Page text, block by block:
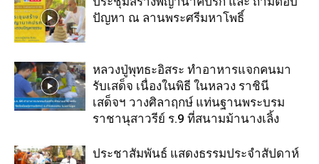
ปัญหา ณ ลานพระศรีมหาโพธิ์
หลวงปู่พุทธะอิสระ ทำอาหารแจกคนมา
รับเสด็จ เนื่องในพิธี ในหลวง ราชินี
เสด็จฯ วางศิลาฤกษ์ แท่นฐานพระบรม
ราชานุสาวรีย์ ร.9 ที่สนามม้านางเลิ้ง
ประชาสัมพันธ์ แสดงธรรมประจำสัปดาห์